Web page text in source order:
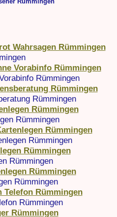
Wahrsagen Rümmingen
Vorabinfo Rümmingen
Rümmingen
Rümmingen
Rümmingen
Rümmingen
Rümmingen
Rümmingen
Rümmingen
Rümmingen
Rümmingen
Rümmingen
Rümmingen
Telefon Rümmingen
Rümmingen
Rümmingen